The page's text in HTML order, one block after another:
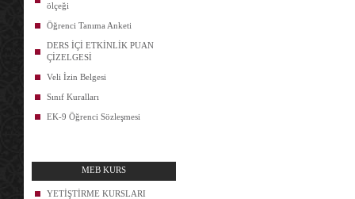
ölçeği
Öğrenci Tanıma Anketi
DERS İÇİ ETKİNLİK PUAN
ÇİZELGESİ
Veli İzin Belgesi
Sınıf Kuralları
EK-9 Öğrenci Sözleşmesi
MEB KURS
YETİŞTİRME KURSLARI